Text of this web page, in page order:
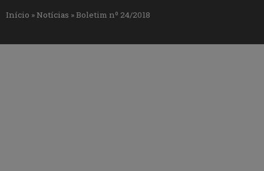
Início »Notícias »Boletim nº 24/2018